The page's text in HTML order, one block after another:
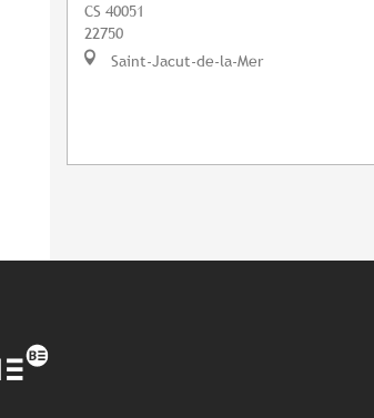
CS 40051
22750
Saint-Jacut-de-la-Mer